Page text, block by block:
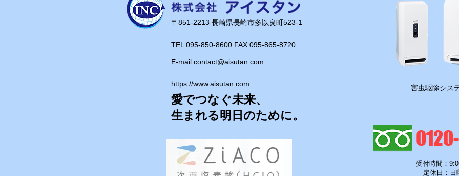
​〒851-2213 長崎県長崎市多以良町523-1
TEL 095-850-8600 FAX 095-865-8720​
E-mail contact@aisutan.com
https://www.aisutan.com
愛でつなぐ未来、
​生まれる明日のために。
害虫駆除シス
受付時間：
定休日：日